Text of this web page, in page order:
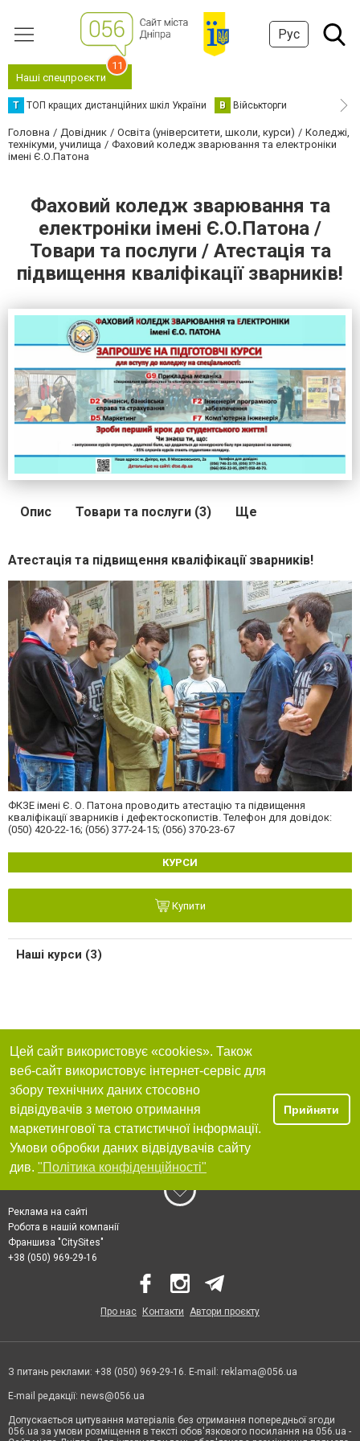
Рус
Наші спецпроєкти
11
Т ТОП кращих дистанційних шкіл України В Військторги
Головна Довідник Освіта (університети, школи, курси)
Коледжі,
технікуми, училища
Фаховий коледж зварювання та електроніки
імені Є.О.Патона
Фаховий коледж зварювання та
електроніки імені Є.О.Патона /
Товари та послуги / Атестація та
підвищення кваліфікації зварників!
Опис Товари та послуги (3) Ще
Атестація та підвищення кваліфікації зварників!
ФКЗЕ імені Є. О. Патона проводить атестацію та підвищення
кваліфікації зварників і дефектоскопистів. Телефон для довідок:
(050) 420-22-16; (056) 377-24-15; (056) 370-23-67
КУРСИ
Купити
Наші курси (3)
Цей сайт використовує «cookies». Також
веб-сайт використовує інтернет-сервіс для
збору технічних даних стосовно
відвідувачів з метою отримання
маркетингової та статистичної інформації.
Умови обробки даних відвідувачів сайту
див. "Політика конфіденційності"
Прийняти
Реклама на сайті
Робота в нашій компанії
Франшиза "CitySites"
+38 (050) 969-29-16
Про нас Контакти Автори проєкту
З питань реклами: +38 (050) 969-29-16. E-mail: reklama@056.ua
E-mail редакції: news@056.ua
Допускається цитування матеріалів без отримання попередньої згоди
056.ua за умови розміщення в тексті обов'язкового посилання на 056.ua -